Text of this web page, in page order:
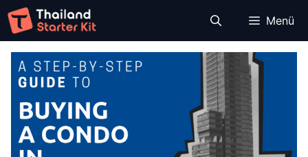
Zum
Inhalt
springen
Menü